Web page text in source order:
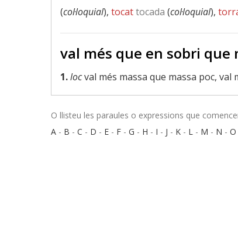
(col·loquial), tocattocada (col·loquial),
val més que en sobri que
1.locval més massa que massa poc, val
O llisteu les paraules o expressions que
A - B - C - D - E - F - G - H - I - J - K - L - M - N - O